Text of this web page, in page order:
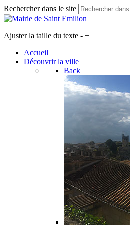
Rechercher dans le site
Ajuster la taille du texte - +
Accueil
Découvrir la ville
Back